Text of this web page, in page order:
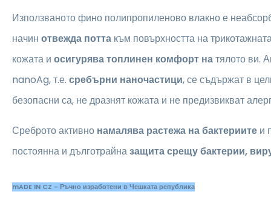
Използваното фино полипропиленово влакно е
начин отвежда потта към повърхността на
кожата и осигурява топлинен комфорт натялото ви.
nanoAg, т.е. сребърни наночастици, се съдържат в
безопасни са, не дразнят кожата и не предизвикват
Среброто активно намалява растежа на бактериите и
постоянна и дълготрайназащита срещу бактерии,
mADE IN CZ - Ръчно изработени в Чешката република